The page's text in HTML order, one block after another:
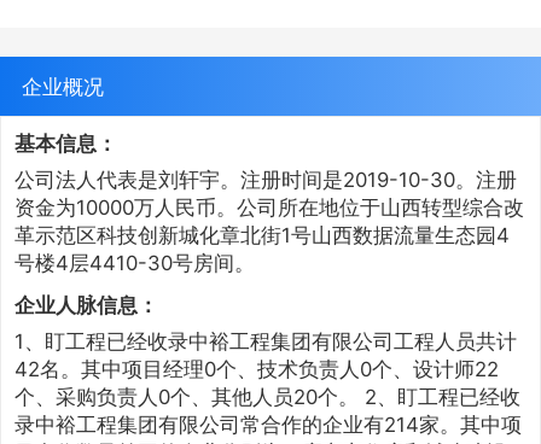
企业概况
基本信息：
公司法人代表是刘轩宇。注册时间是2019-10-30。注册
资金为10000万人民币。公司所在地位于山西转型综合改
革示范区科技创新城化章北街1号山西数据流量生态园4
号楼4层4410-30号房间。
企业人脉信息：
1、盯工程已经收录中裕工程集团有限公司工程人员共计
42名。其中项目经理0个、技术负责人0个、设计师22
个、采购负责人0个、其他人员20个。 2、盯工程已经收
录中裕工程集团有限公司常合作的企业有214家。其中项